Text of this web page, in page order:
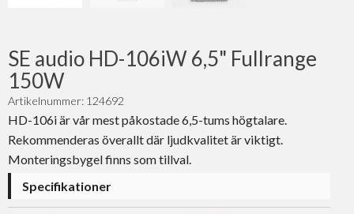
SE audio HD-106iW 6,5" Fullrange
150W
Artikelnummer: 124692
HD-106i är vår mest påkostade 6,5-tums högtalare.
Rekommenderas överallt där ljudkvalitet är viktigt.
Monteringsbygel finns som tillval.
Specifikationer